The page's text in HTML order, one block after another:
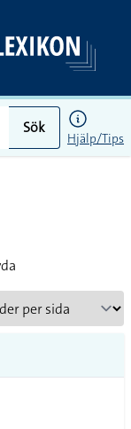
Sök
Hjälp/Tips